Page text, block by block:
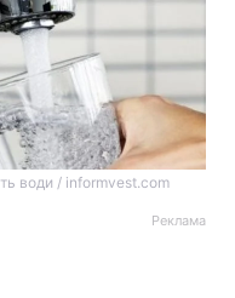
води / informvest.com
Реклама